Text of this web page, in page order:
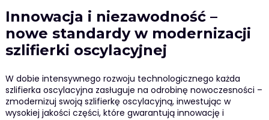
Innowacja i niezawodność –
nowe standardy w modernizacji
szlifierki oscylacyjnej
W dobie intensywnego rozwoju technologicznego każda
szlifierka oscylacyjna zasługuje na odrobinę nowoczesności –
zmodernizuj swoją szlifierkę oscylacyjną, inwestując w
wysokiej jakości części, które gwarantują innowację i